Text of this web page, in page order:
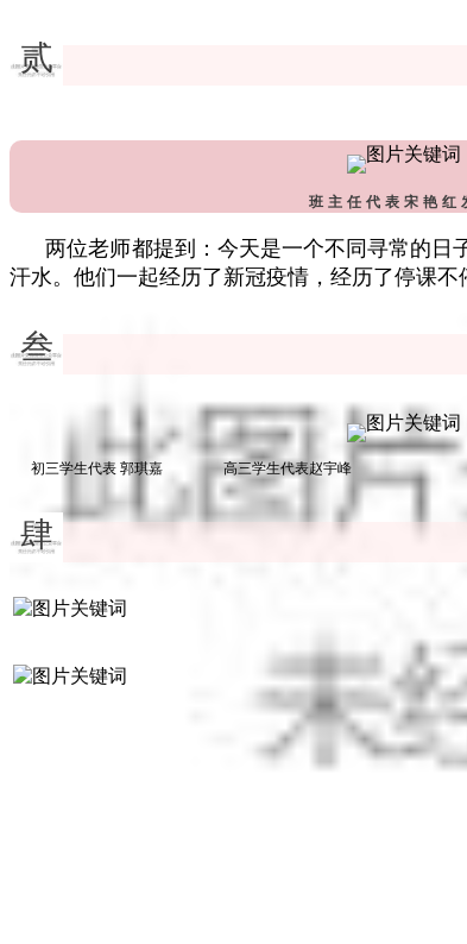
贰
班主任代表宋艳红
两位老师都提到：今天是一个不同寻常的日
汗水。他们一起经历了新冠疫情，经历了停课
叁
初三学生代表 郭琪嘉 高三学生代表赵宇峰
肆